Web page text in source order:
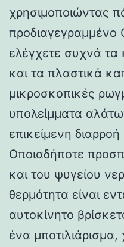
χρησιμοποιώντας
ελέγχετε συχνά τα
και τα πλαστικά
μικροσκοπικές
υπολείμματα
επικείμενη
Οποιαδήποτε
και του ψυγείου
θερμότητα είναι
αυτοκίνητο
ένα